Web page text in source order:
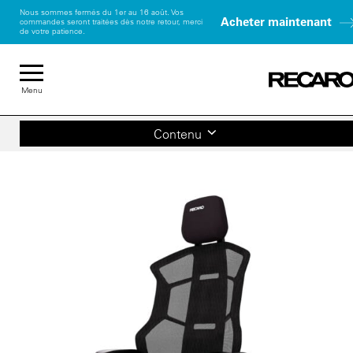
Nous sommes fermés du 1er au 16 août. Vos
commandes seront traitées dès notre retour, merci
de votre patience.
Acheter maintenant
Menu
Contenu